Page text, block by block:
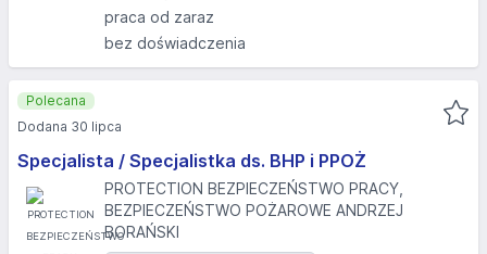
praca od zaraz
bez doświadczenia
Specjalista / Specjalistka ds. BHP i PPOŻ
PROTECTION BEZPIECZEŃSTWO PRACY,
BEZPIECZEŃSTWO POŻAROWE ANDRZEJ
BORAŃSKI
Polecana
Dodana 30 lipca